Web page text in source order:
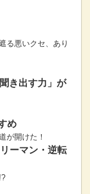
る悪いクセ、あり
き出す力」が
め
が開けた！
ーマン・逆転